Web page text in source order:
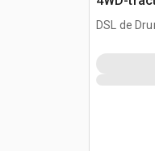
DSL de